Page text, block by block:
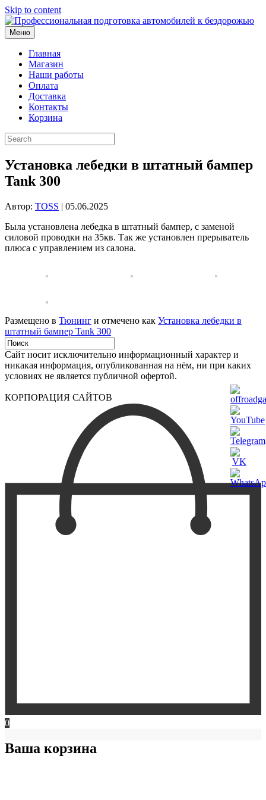
Skip to content
Меню
Главная
Магазин
Наши работы
Оплата
Доставка
Контакты
Корзина
Установка лебедки в штатный бампер
Tank 300
Автор: TOSS | 05.06.2025
Была установлена лебедка в штатный бампер, с заменой
силовой проводки на 35кв. Так же установлен прерыватель
плюса с управлением из салона.
Размещено в Тюнинг и отмечено как Установка лебедки в
штатный бампер Tank 300
Сайт носит исключительно информационный характер и
никакая информация, опубликованная на нём, ни при каких
условиях не является публичной офертой.
КОРПОРАЦИЯ САЙТОВ
0
Ваша корзина